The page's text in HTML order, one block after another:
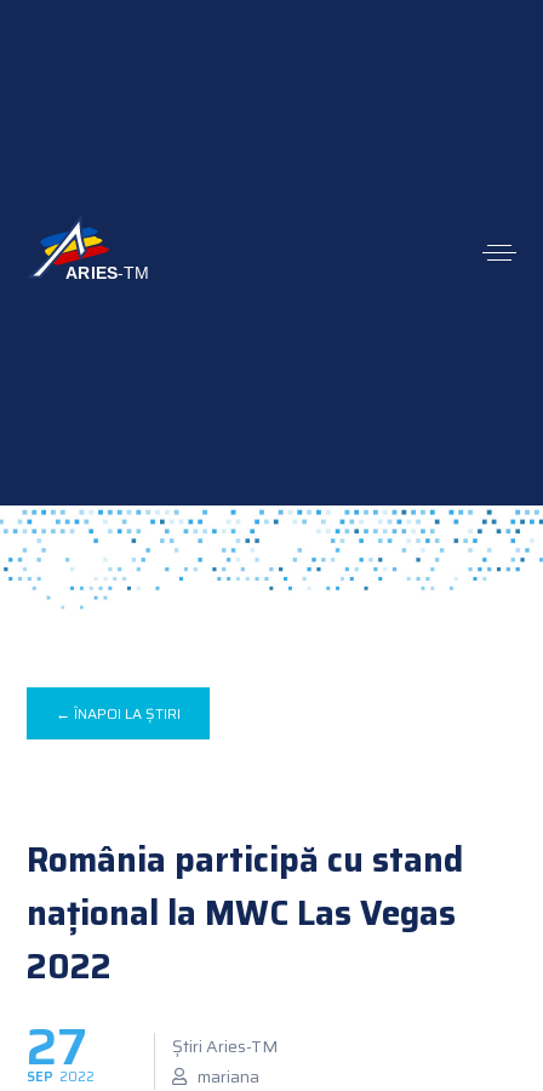
← ÎNAPOI LA ȘTIRI
România participă cu stand
național la MWC Las Vegas
2022
27
SEP 2022
Știri Aries-TM
mariana